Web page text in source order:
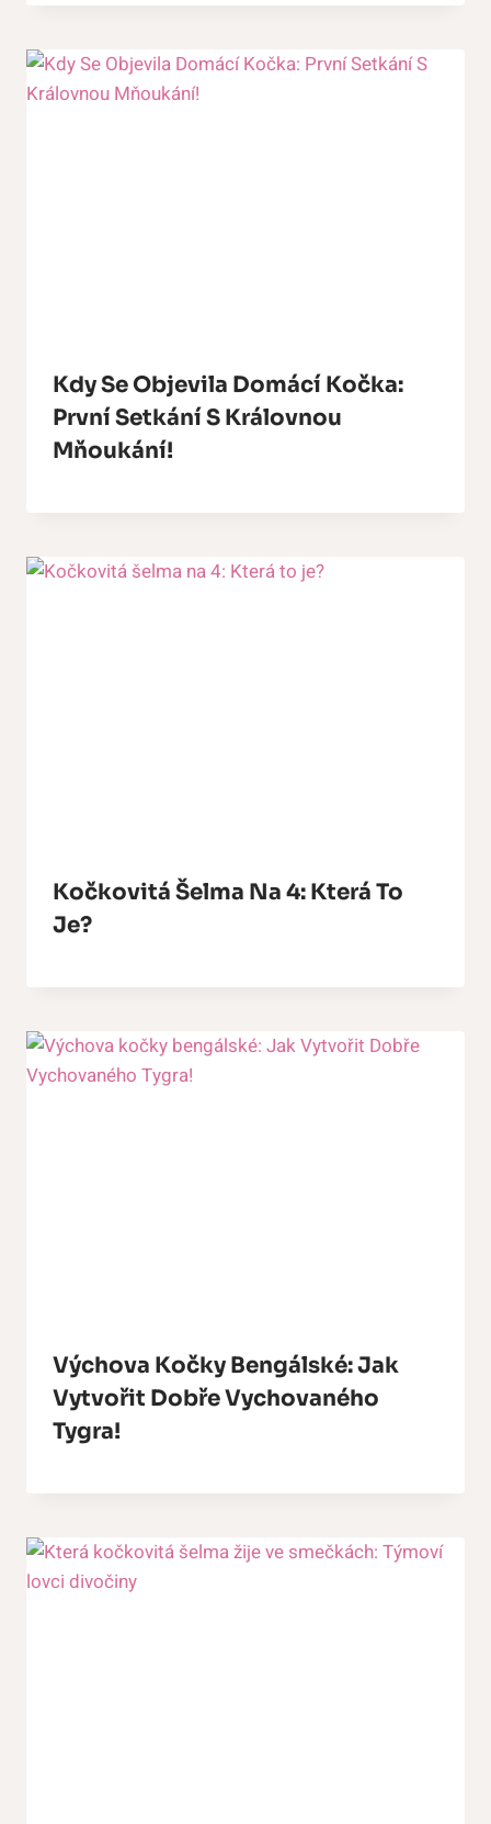
Kdy Se Objevila Domácí Kočka:
První Setkání S Královnou
Mňoukání!
Kočkovitá Šelma Na 4: Která To
Je?
Výchova Kočky Bengálské: Jak
Vytvořit Dobře Vychovaného
Tygra!